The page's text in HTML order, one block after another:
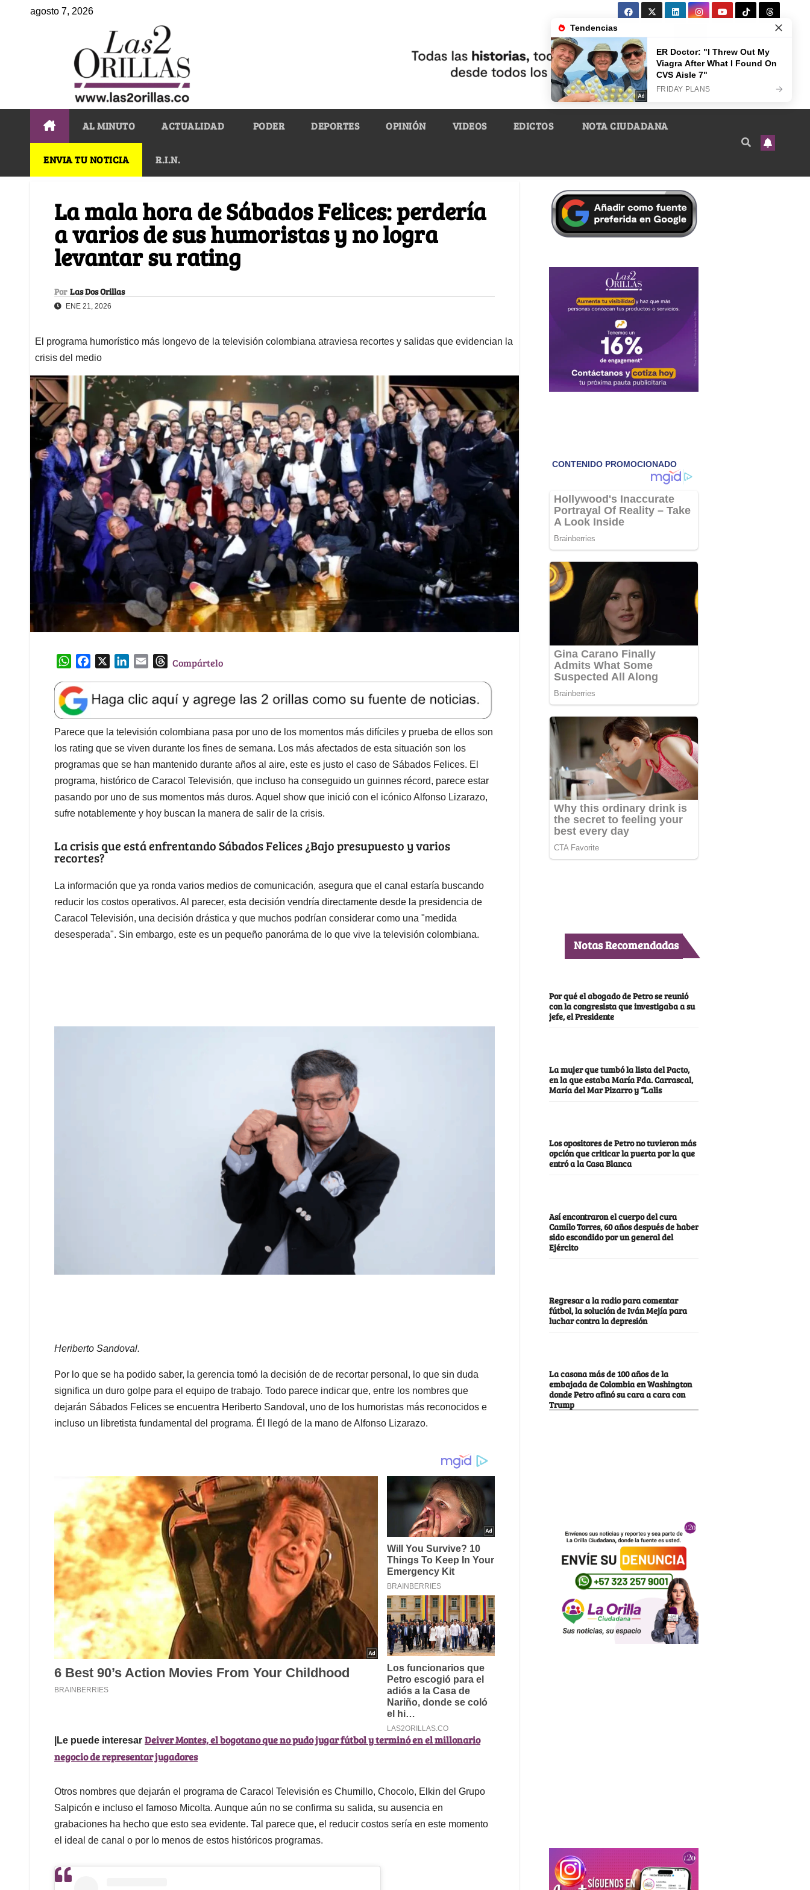
agosto 7, 2026
AL MINUTO ACTUALIDAD PODER DEPORTES OPINIÓN VIDEOS EDICTOS NOTA CIUDADANA
ENVIA TU NOTICIA R.I.N.
La mala hora de Sábados Felices: perdería
a varios de sus humoristas y no logra
levantar su rating
Por Las Dos Orillas
ENE 21, 2026
El programa humorístico más longevo de la televisión colombiana atraviesa recortes y salidas que evidencian la
crisis del medio
W
a
t
s
A
p
p
e
b
o
o
k
k
e
d
I
n
l
T
e
a
d
s
Compártelo
Parece que la televisión colombiana pasa por uno de los momentos más difíciles y prueba de ellos son
los rating que se viven durante los fines de semana. Los más afectados de esta situación son los
programas que se han mantenido durante años al aire, este es justo el caso de Sábados Felices. El
programa, histórico de Caracol Televisión, que incluso ha conseguido un guinnes récord, parece estar
pasando por uno de sus momentos más duros. Aquel show que inició con el icónico Alfonso Lizarazo,
sufre notablemente y hoy buscan la manera de salir de la crisis.
La crisis que está enfrentando Sábados Felices ¿Bajo presupuesto y varios
recortes?
La información que ya ronda varios medios de comunicación, asegura que el canal estaría buscando
reducir los costos operativos. Al parecer, esta decisión vendría directamente desde la presidencia de
Caracol Televisión, una decisión drástica y que muchos podrían considerar como una "medida
desesperada". Sin embargo, este es un pequeño panoráma de lo que vive la televisión colombiana.
Heriberto Sandoval.
Por lo que se ha podido saber, la gerencia tomó la decisión de de recortar personal, lo que sin duda
significa un duro golpe para el equipo de trabajo. Todo parece indicar que, entre los nombres que
dejarán Sábados Felices se encuentra Heriberto Sandoval, uno de los humoristas más reconocidos e
incluso un libretista fundamental del programa. Él llegó de la mano de Alfonso Lizarazo.
|Le puede interesar Deiver Montes, el bogotano que no pudo jugar fútbol y terminó en el millonario
negocio de representar jugadores
Otros nombres que dejarán el programa de Caracol Televisión es Chumillo, Chocolo, Elkin del Grupo
Salpicón e incluso el famoso Micolta. Aunque aún no se confirma su salida, su ausencia en
grabaciones ha hecho que esto sea evidente. Tal parece que, el reducir costos sería en este momento
el ideal de canal o por lo menos de estos históricos programas.
Notas Recomendadas
Por qué el abogado de Petro se reunió
con la congresista que investigaba a su
jefe, el Presidente
La mujer que tumbó la lista del Pacto,
en la que estaba María Fda. Carrascal,
María del Mar Pizarro y “Lalis
Los opositores de Petro no tuvieron más
opción que criticar la puerta por la que
entró a la Casa Blanca
Así encontraron el cuerpo del cura
Camilo Torres, 60 años después de haber
sido escondido por un general del
Ejército
Regresar a la radio para comentar
fútbol, la solución de Iván Mejía para
luchar contra la depresión
La casona más de 100 años de la
embajada de Colombia en Washington
donde Petro afinó su cara a cara con
Trump